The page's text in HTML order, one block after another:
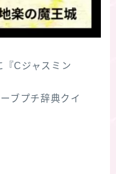
『Cジャスミン
ブプチ辞典クイ